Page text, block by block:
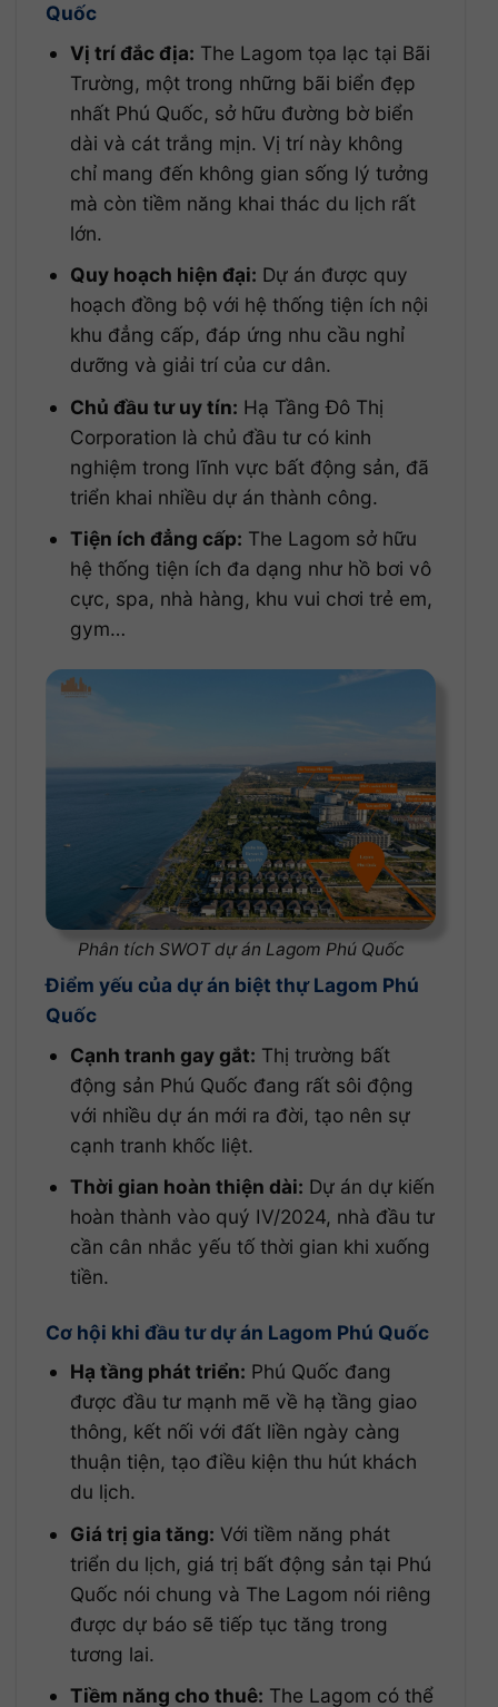
Quốc
Vị trí đắc địa: The Lagom tọa lạc tại Bãi
Trường, một trong những bãi biển đẹp
nhất Phú Quốc, sở hữu đường bờ biển
dài và cát trắng mịn. Vị trí này không
chỉ mang đến không gian sống lý tưởng
mà còn tiềm năng khai thác du lịch rất
lớn.
Quy hoạch hiện đại: Dự án được quy
hoạch đồng bộ với hệ thống tiện ích nội
khu đẳng cấp, đáp ứng nhu cầu nghỉ
dưỡng và giải trí của cư dân.
Chủ đầu tư uy tín: Hạ Tầng Đô Thị
Corporation là chủ đầu tư có kinh
nghiệm trong lĩnh vực bất động sản, đã
triển khai nhiều dự án thành công.
Tiện ích đẳng cấp: The Lagom sở hữu
hệ thống tiện ích đa dạng như hồ bơi vô
cực, spa, nhà hàng, khu vui chơi trẻ em,
gym…
Phân tích SWOT dự án Lagom Phú Quốc
Điểm yếu của dự án biệt thự Lagom Phú
Quốc
Cạnh tranh gay gắt: Thị trường bất
động sản Phú Quốc đang rất sôi động
với nhiều dự án mới ra đời, tạo nên sự
cạnh tranh khốc liệt.
Thời gian hoàn thiện dài: Dự án dự kiến
hoàn thành vào quý IV/2024, nhà đầu tư
cần cân nhắc yếu tố thời gian khi xuống
tiền.
Cơ hội khi đầu tư dự án Lagom Phú Quốc
Hạ tầng phát triển: Phú Quốc đang
được đầu tư mạnh mẽ về hạ tầng giao
thông, kết nối với đất liền ngày càng
thuận tiện, tạo điều kiện thu hút khách
du lịch.
Giá trị gia tăng: Với tiềm năng phát
triển du lịch, giá trị bất động sản tại Phú
Quốc nói chung và The Lagom nói riêng
được dự báo sẽ tiếp tục tăng trong
tương lai.
Tiềm năng cho thuê: The Lagom có thể